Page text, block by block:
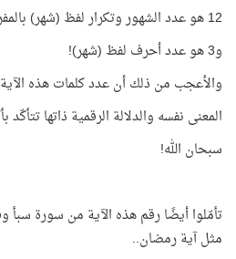
12 هو عدد الشهور وتكرار لفظ (شهر) بالمفرد في القرآن أيضًا..
و3 هو عدد أحرف لفظ (شهر)!
والأعجب من ذلك أن عدد كلمات هذه الآية 36 كلمة أيضًا.. أي
المعنى نفسه والدلالة الرقمية ذاتها
سبحان الله!
تأمّلوا أيضًا رقم هذه الآية من سورة سبأ
مثل آية رمضان..